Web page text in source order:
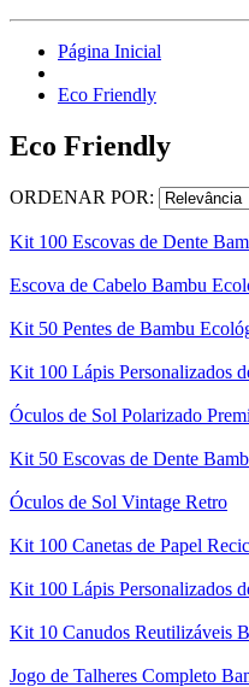
Página Inicial
Eco Friendly
Eco Friendly
ORDENAR POR:
Kit 100 Escovas de Dente
Escova de Cabelo Bambu
Kit 50 Pentes de Bambu
Kit 100 Lápis Personalizados
Óculos de Sol Polarizado
Kit 50 Escovas de Dente
Óculos de Sol Vintage Retro
Kit 100 Canetas de Papel
Kit 100 Lápis Personalizados
Kit 10 Canudos Reutilizáveis
Jogo de Talheres Completo